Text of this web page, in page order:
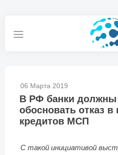
06 Марта 2019
В РФ банки должны
обосновать отказ
кредитов МСП
С такой инициативой